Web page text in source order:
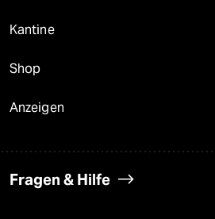
Kantine
Shop
Anzeigen
Fragen & Hilfe